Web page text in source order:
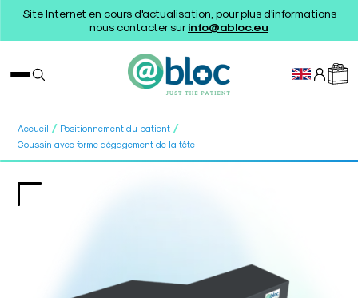
Site Internet en cours d'actualisation, pour plus d'informations
nous contacter surinfo@abloc.eu
Accueil / Positionnement du patient /
Coussin avec forme dégagement de la tête